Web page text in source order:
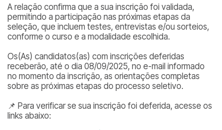
A relação confirma que a sua inscrição foi validada,
permitindo a participação nas próximas etapas da
seleção, que incluem testes, entrevistas e/ou sorteios,
conforme o curso e a modalidade escolhida.
Os(As) candidatos(as) com inscrições deferidas
receberão, até o dia 08/09/2025, no e-mail informado
no momento da inscrição, as orientações completas
sobre as próximas etapas do processo seletivo.
📌 Para verificar se sua inscrição foi deferida, acesse os
links abaixo: